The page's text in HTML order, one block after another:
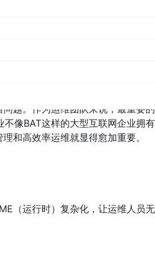
。
的运行效率、运行时间，以及带来
生效益，资源的回收是非常关键
题。作为运维团队来说，最重要
像BAT这样的大型互联网企业拥
和高效率运维就显得愈加重要。
（运行时）复杂化，让运维人员